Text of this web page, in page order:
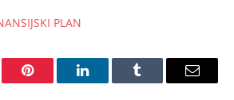
PLAN
Pinterest LinkedInTumblr Email